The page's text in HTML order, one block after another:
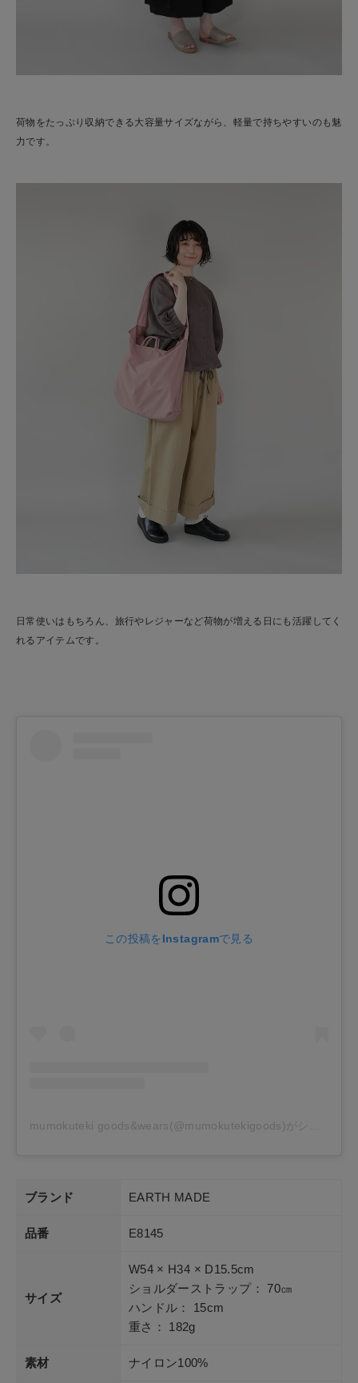
荷物をたっぷり収納できる大容量サイズながら、軽量で持ちやすいのも魅
力です。
日常使いはもちろん、旅行やレジャーなど荷物が増える日にも活躍してく
れるアイテムです。
この投稿をInstagramで見る
mumokuteki goods&wears(@mumokutekigoods)がシェアした投稿
ブランド EARTH MADE
品番 E8145
サイズ
W54 × H34 × D15.5cm
ショルダーストラップ： 70㎝
ハンドル： 15cm
重さ： 182g
素材 ナイロン100%